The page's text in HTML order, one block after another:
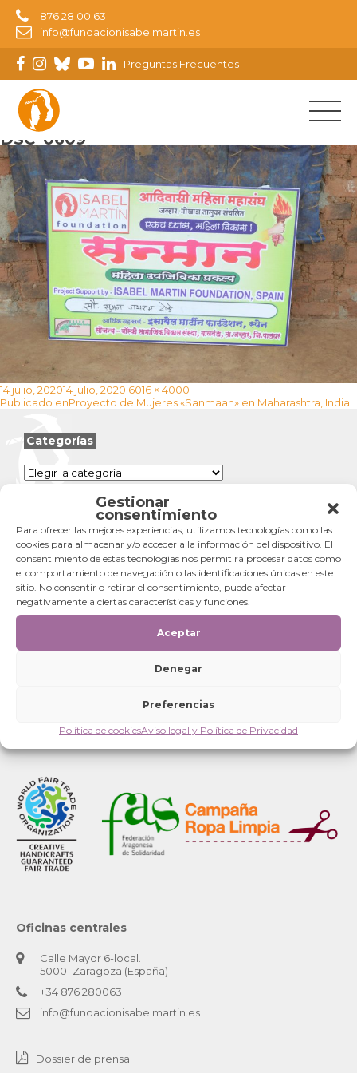
Gestionar
consentimiento
Para ofrecer las mejores experiencias, utilizamos tecnologías como las
cookies para almacenar y/o acceder a la información del dispositivo. El
consentimiento de estas tecnologías nos permitirá procesar datos como
el comportamiento de navegación o las identificaciones únicas en este
sitio. No consentir o retirar el consentimiento, puede afectar
negativamente a ciertas características y funciones.
Aceptar
Denegar
Preferencias
Política de cookiesAviso legal y Política de Privacidad
876 28 00 63
info@fundacionisabelmartin.es
Preguntas Frecuentes
Imagen siguiente
DSC_0609
Publicado
el
14 julio, 202014 julio, 2020 Tamaño
completo
6016 × 4000
Navegación
Publicado enProyecto de Mujeres «Sanmaan» en Maharashtra, India.
Categorías
Categorías
Oficinas centrales
Calle Mayor 6-local.
50001 Zaragoza (España)
+34 876 280063
info@fundacionisabelmartin.es
Dossier de prensa